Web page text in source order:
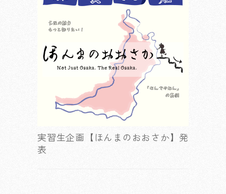
実習生企画【ほんまのおおさか】発
表